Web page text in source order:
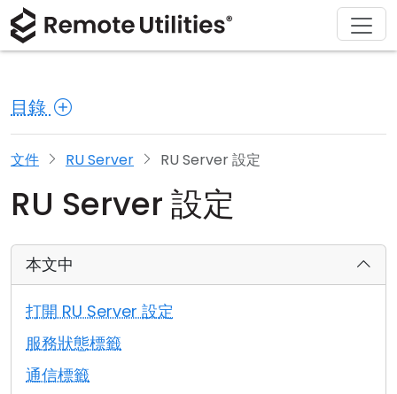
目錄
文件 RU Server RU Server 設定
RU Server 設定
本文中
打開 RU Server 設定
服務狀態標籤
通信標籤
產品
安全性
螢幕截圖
版本說明
連接模式
無人值守訪問
活動目錄支援
MSI 配置
解決方案
製造與零售
醫療保健
教育與政府
資訊技術
下載
macOS
Linux
iOS/Android
購買
許可證助手
升級您的許可證
支援
文檔
知識庫
關於
新聞稿
寫評論